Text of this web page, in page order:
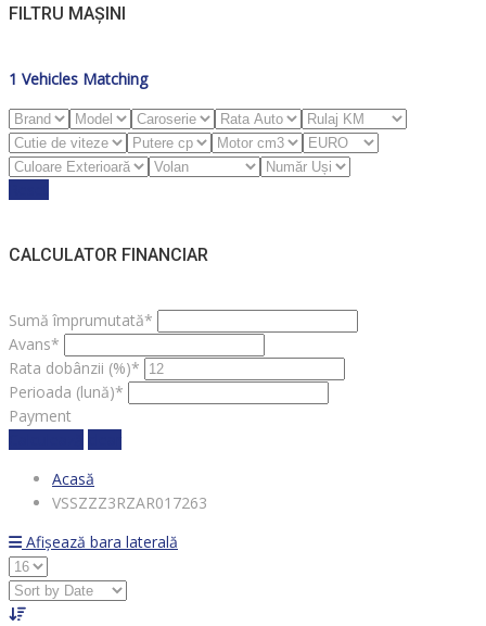
FILTRU MAȘINI
1 Vehicles Matching
CALCULATOR FINANCIAR
Sumă împrumutată*
Avans*
Rata dobânzii (%)*
Perioada (lună)*
Payment
Acasă
VSSZZZ3RZAR017263
Afișează bara laterală